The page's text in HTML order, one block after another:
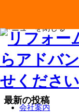
会社案内
メニューを閉じる
最新の投稿